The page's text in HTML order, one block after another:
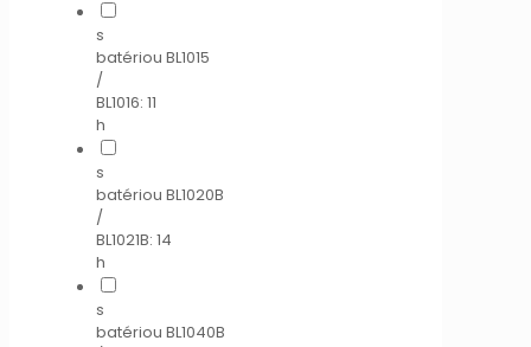
s
batériou BL1015
/
BL1016: 11
h
s
batériou BL1020B
/
BL1021B: 14
h
s
batériou BL1040B